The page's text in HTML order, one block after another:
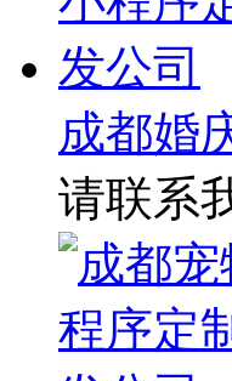
成都婚
请联系